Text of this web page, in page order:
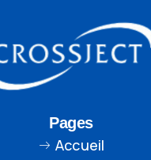
Pages
Accueil